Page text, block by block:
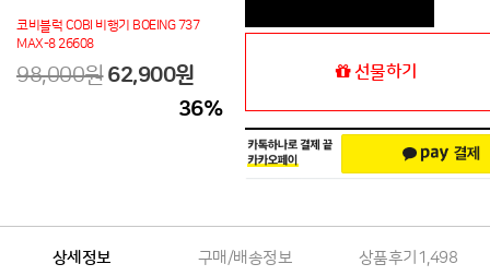
코비블럭 COBI 비행기 BOEING 737
MAX-8 26608
98,000원 62,900원
36%
선물하기
상세정보 구매/배송정보 상품후기 1,498